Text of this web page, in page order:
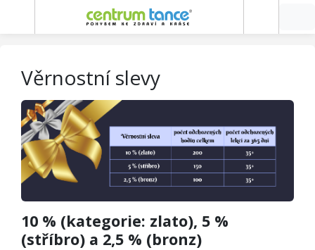
Věrnostní slevy
10 % (kategorie: zlato), 5 %
(stříbro) a 2,5 % (bronz)